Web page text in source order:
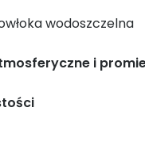
wodoszczelna
i